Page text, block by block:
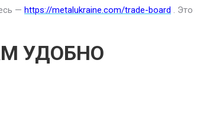
— https://metalukraine.com/trade-board . Это
УДОБНО